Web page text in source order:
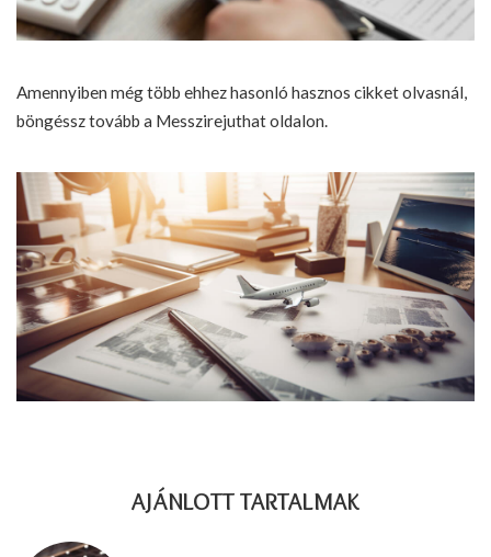
Amennyiben még több ehhez hasonló hasznos cikket olvasnál,
böngéssz tovább a Messzirejuthatoldalon.
AJÁNLOTT TARTALMAK